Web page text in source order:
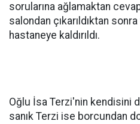
sorularına ağlamaktan
salondan çıkarıldıktan
hastaneye kaldırıldı.
Oğlu İsa Terzi'nin kendisini
sanık Terzi ise borcundan